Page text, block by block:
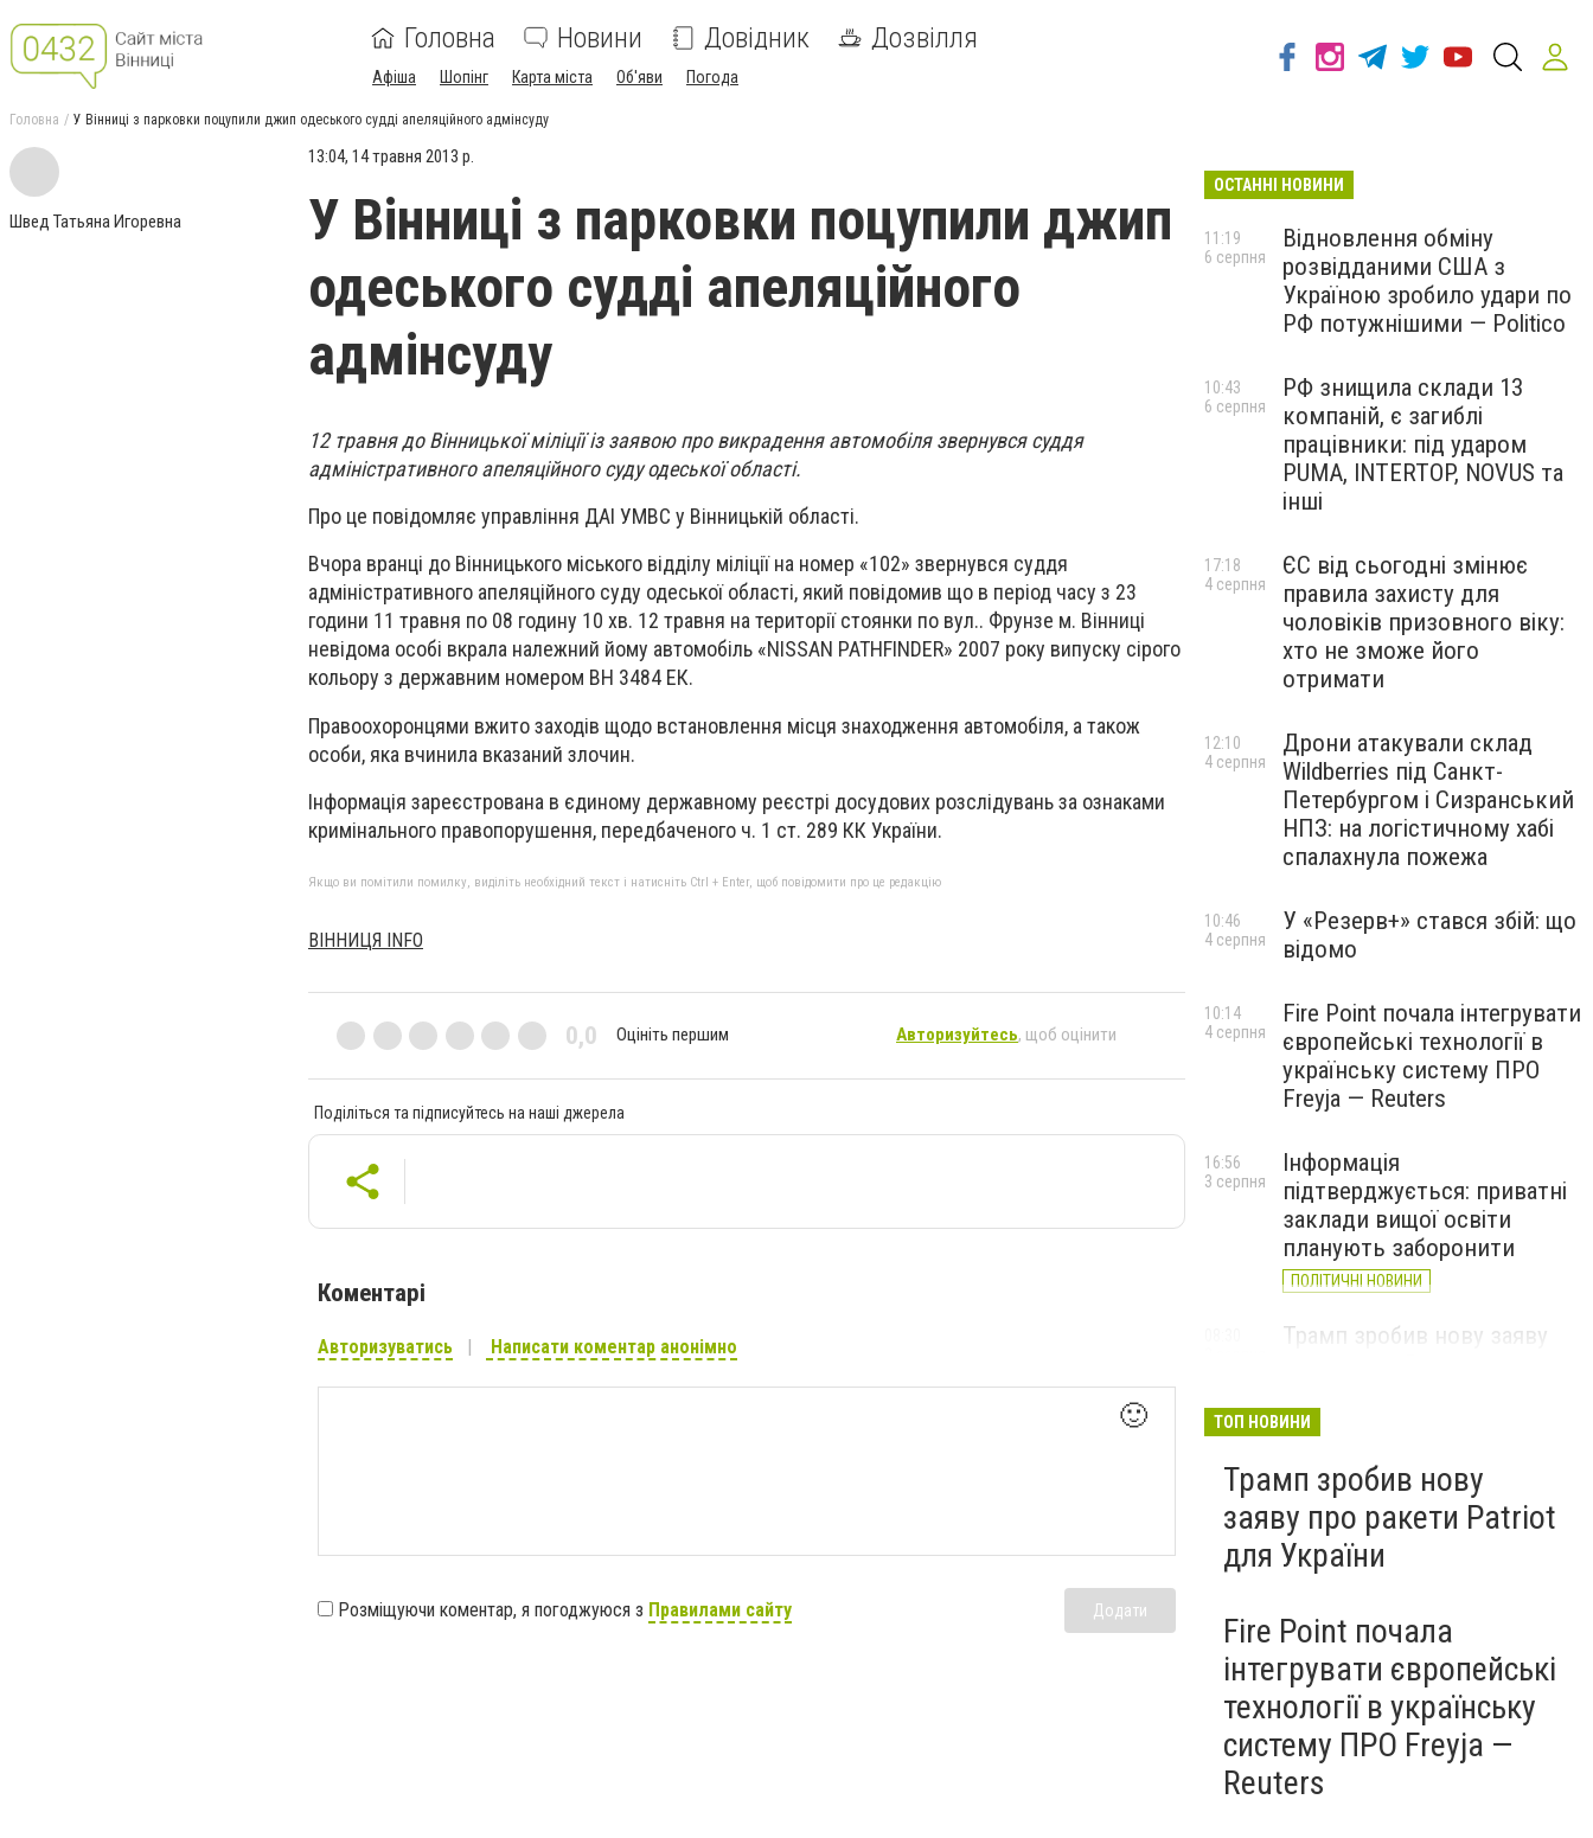
Головна Новини Довідник Дозвілля
Афіша Шопінг Карта міста Об'яви Погода
Головна У Вінниці з парковки поцупили джип одеського судді апеляційного адмінсуду
Швед Татьяна Игоревна
13:04, 14 травня 2013 р.
У Вінниці з парковки поцупили джип
одеського судді апеляційного
адмінсуду
12 травня до Вінницької міліції із заявою про викрадення автомобіля звернувся суддя
адміністративного апеляційного суду одеської області.
Про це повідомляє управління ДАІ УМВС у Вінницькій області.
Вчора вранці до Вінницького міського відділу міліції на номер «102» звернувся суддя
адміністративного апеляційного суду одеської області, який повідомив що в період часу з 23
години 11 травня по 08 годину 10 хв. 12 травня на території стоянки по вул.. Фрунзе м. Вінниці
невідома особі вкрала належний йому автомобіль «NISSAN PATHFINDER» 2007 року випуску сірого
кольору з державним номером ВН 3484 ЕК.
Правоохоронцями вжито заходів щодо встановлення місця знаходження автомобіля, а також
особи, яка вчинила вказаний злочин.
Інформація зареєстрована в єдиному державному реєстрі досудових розслідувань за ознаками
кримінального правопорушення, передбаченого ч. 1 ст. 289 КК України.
Якщо ви помітили помилку, виділіть необхідний текст і натисніть Ctrl + Enter, щоб повідомити про це редакцію
ВІННИЦЯ INFO
0,0 Оцініть першим Авторизуйтесь, щоб оцінити
Поділіться та підписуйтесь на наші джерела
Коментарі
Авторизуватись Написати коментар анонімно
🙂
Розміщуючи коментар, я погоджуюся з Правилами сайту Додати
ОСТАННІ НОВИНИ
Відновлення обміну
розвідданими США з
Україною зробило удари по
РФ потужнішими — Politico
11:19
6 серпня
РФ знищила склади 13
компаній, є загиблі
працівники: під ударом
PUMA, INTERTOP, NOVUS та
інші
10:43
6 серпня
ЄС від сьогодні змінює
правила захисту для
чоловіків призовного віку:
хто не зможе його
отримати
17:18
4 серпня
Дрони атакували склад
Wildberries під Санкт-
Петербургом і Сизранський
НПЗ: на логістичному хабі
спалахнула пожежа
12:10
4 серпня
У «Резерв+» стався збій: що
відомо
10:46
4 серпня
Fire Point почала інтегрувати
європейські технології в
українську систему ПРО
Freyja — Reuters
10:14
4 серпня
Інформація
підтверджується: приватні
заклади вищої освіти
планують заборонити
ПОЛІТИЧНІ НОВИНИ
16:56
3 серпня
Трамп зробив нову заяву
ТОП НОВИНИ
Трамп зробив нову
заяву про ракети Patriot
для України
Fire Point почала
інтегрувати європейські
технології в українську
систему ПРО Freyja —
Reuters